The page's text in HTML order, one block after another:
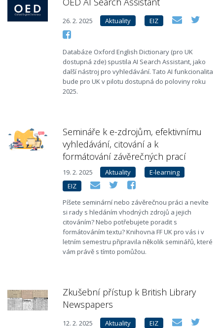
26. 2. 2025 Aktuality EIZ
Databáze Oxford English Dictionary (pro UK
dostupná zde) spustila AI Search Assistant, jako
další nástroj pro vyhledávání. Tato AI funkcionalita
bude pro UK v pilotu dostupná do poloviny roku
2025.
Semináře k e-zdrojům, efektivnímu
vyhledávání, citování a k
formátování závěrečných prací
19. 2. 2025 Aktuality
E-learning
EIZ
Píšete seminární nebo závěrečnou práci a nevíte
si rady s hledáním vhodných zdrojů a jejich
citováním? Nebo potřebujete poradit s
formátováním textu? Knihovna FF UK pro vás i v
letním semestru připravila několik seminářů, které
vám právě s tímto pomůžou.
Zkušební přístup k British Library
Newspapers
12. 2. 2025 Aktuality EIZ